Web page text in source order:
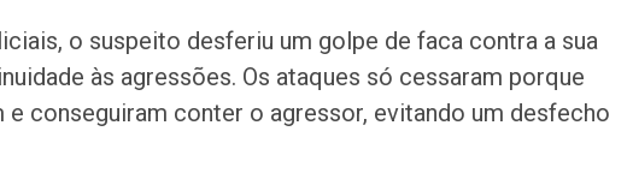
o suspeito desferiu um golpe de faca contra a sua
às agressões. Os ataques só cessaram porque
conseguiram conter o agressor, evitando um desfecho